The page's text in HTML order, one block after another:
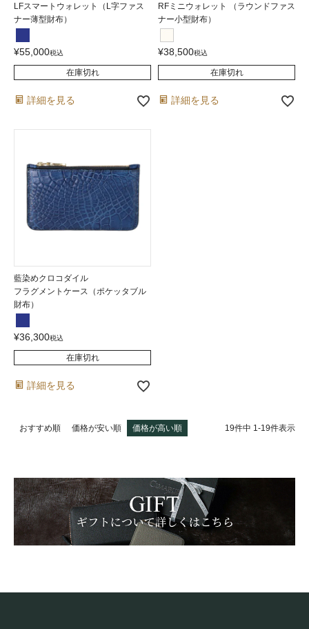
LFスマートウォレット（L字ファス
ナー薄型財布）
¥55,000税込
在庫切れ
詳細を見る
RFミニウォレット （ラウンドファス
ナー小型財布）
¥38,500税込
在庫切れ
詳細を見る
藍染めクロコダイル
フラグメントケース（ポケッタブル
財布）
¥36,300税込
在庫切れ
詳細を見る
おすすめ順 価格が安い順 価格が高い順 19件中 1 -19件表示